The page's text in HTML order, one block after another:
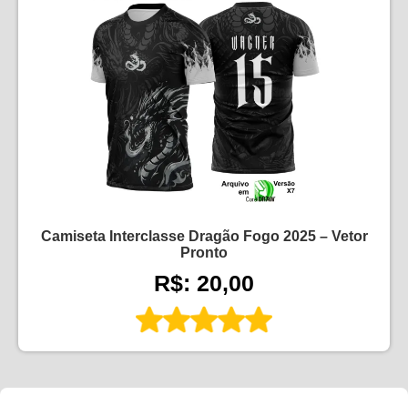
Camiseta Interclasse Dragão Fogo 2025 – Vetor
Pronto
R$: 20,00